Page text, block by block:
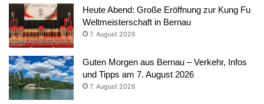
Heute Abend: Große Eröffnung zur Kung Fu
Weltmeisterschaft in Bernau
7. August 2026
Guten Morgen aus Bernau – Verkehr, Infos
und Tipps am 7. August 2026
7. August 2026